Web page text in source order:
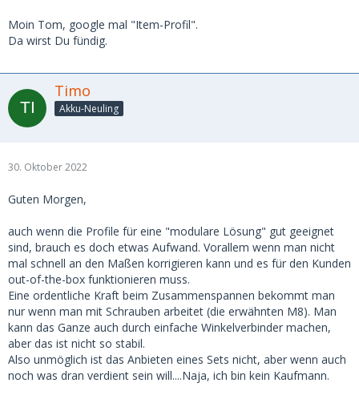
Moin Tom, google mal "Item-Profil".
Da wirst Du fündig.
Timo
Akku-Neuling
30. Oktober 2022
Guten Morgen,
auch wenn die Profile für eine "modulare Lösung" gut geeignet
sind, brauch es doch etwas Aufwand. Vorallem wenn man nicht
mal schnell an den Maßen korrigieren kann und es für den Kunden
out-of-the-box funktionieren muss.
Eine ordentliche Kraft beim Zusammenspannen bekommt man
nur wenn man mit Schrauben arbeitet (die erwähnten M8). Man
kann das Ganze auch durch einfache Winkelverbinder machen,
aber das ist nicht so stabil.
Also unmöglich ist das Anbieten eines Sets nicht, aber wenn auch
noch was dran verdient sein will....Naja, ich bin kein Kaufmann.